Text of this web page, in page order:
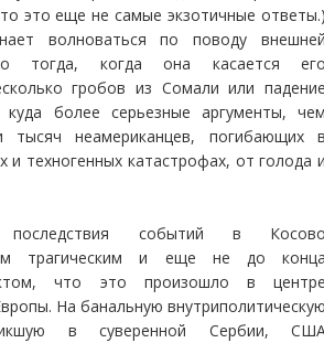
это еще не самые экзотичные
волноваться по поводу
тогда, когда она касается
гробов из Сомали или
более серьезные аргументы,
тысяч неамериканцев, погибающих
и техногенных катастрофах, от голода
последствия событий в
трагическим и еще не до
что это произошло в
На банальную
в суверенной Сербии,